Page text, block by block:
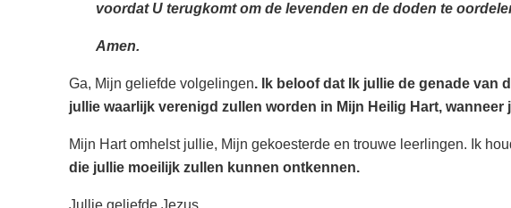
voordat U terugkomt om de levenden en de doden te
Amen.
Ga, Mijn geliefde volgelingen. Ik beloof dat Ik jullie de genade van
jullie waarlijk verenigd zullen worden in Mijn Heilig Hart,
Mijn Hart omhelst jullie, Mijn gekoesterde en trouwe leerlingen. Ik
die jullie moeilijk zullen kunnen ontkennen.